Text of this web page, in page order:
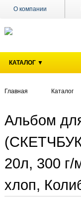
О компании
Поставщикам
магазины
Акции
Контакты
КАТАЛОГ ▼
Главная Каталог
Альбом
20л, 300 г/
хлоп,